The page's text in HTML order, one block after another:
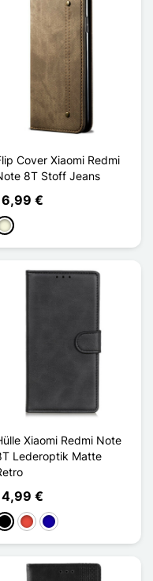
Cover Xiaomi Redmi
8T Stoff Jeans
€
Xiaomi Redmi Note
Lederoptik Matte
€
Rot Dunkelblau